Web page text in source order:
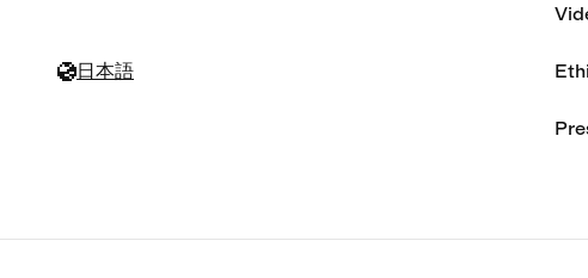
日本語